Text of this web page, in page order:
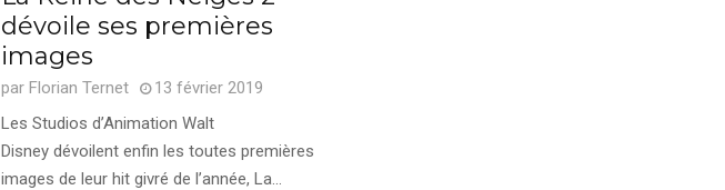
dévoile ses premières
images
par Florian Ternet
13 février 2019
Les Studios d’Animation Walt
Disney dévoilent enfin les toutes premières
images de leur hit givré de l’année, La...